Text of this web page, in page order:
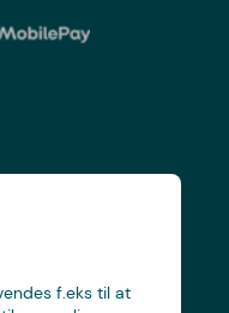
f.eks til at